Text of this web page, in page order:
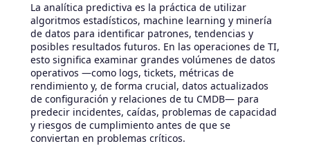
La analítica predictiva es la práctica de utilizar
algoritmos estadísticos, machine learning y minería
de datos para identificar patrones, tendencias y
posibles resultados futuros. En las operaciones de TI,
esto significa examinar grandes volúmenes de datos
operativos —como logs, tickets, métricas de
rendimiento y, de forma crucial, datos actualizados
de configuración y relaciones de tu CMDB— para
predecir incidentes, caídas, problemas de capacidad
y riesgos de cumplimiento antes de que se
conviertan en problemas críticos.